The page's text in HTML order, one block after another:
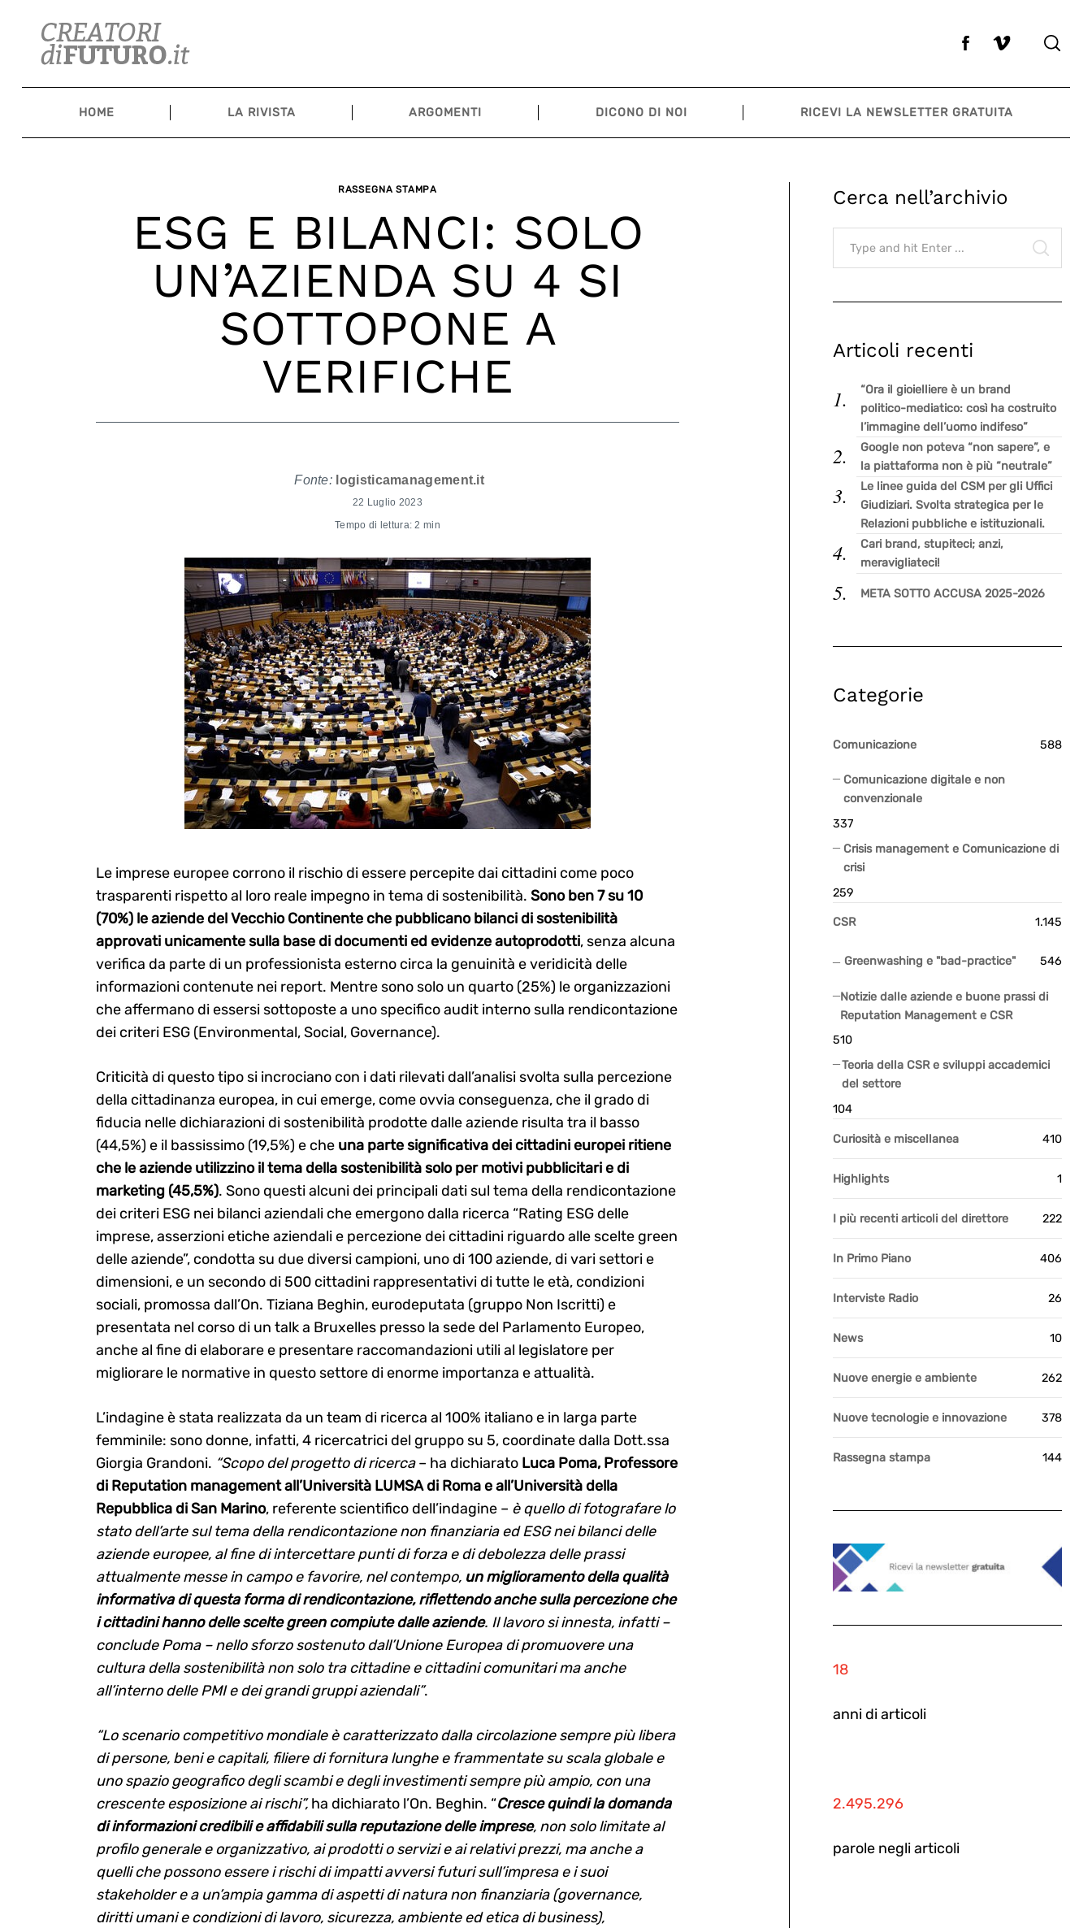
content
HOME LA RIVISTA ARGOMENTI DICONO DI NOI RICEVI LA NEWSLETTER GRATUITA
RASSEGNA STAMPA
ESG E BILANCI: SOLO
UN’AZIENDA SU 4 SI
SOTTOPONE A
VERIFICHE
Fonte: logisticamanagement.it
22 Luglio 2023
Tempo di lettura: 2 min
Le imprese europee corrono il rischio di essere percepite dai cittadini come poco
trasparenti rispetto al loro reale impegno in tema di sostenibilità. Sono ben 7 su 10
(70%) le aziende del Vecchio Continente che pubblicano bilanci di sostenibilità
approvati unicamente sulla base di documenti ed evidenze autoprodotti, senza alcuna
verifica da parte di un professionista esterno circa la genuinità e veridicità delle
informazioni contenute nei report. Mentre sono solo un quarto (25%) le organizzazioni
che affermano di essersi sottoposte a uno specifico audit interno sulla rendicontazione
dei criteri ESG (Environmental, Social, Governance).
Criticità di questo tipo si incrociano con i dati rilevati dall’analisi svolta sulla percezione
della cittadinanza europea, in cui emerge, come ovvia conseguenza, che il grado di
fiducia nelle dichiarazioni di sostenibilità prodotte dalle aziende risulta tra il basso
(44,5%) e il bassissimo (19,5%) e che una parte significativa dei cittadini europei ritiene
che le aziende utilizzino il tema della sostenibilità solo per motivi pubblicitari e di
marketing (45,5%). Sono questi alcuni dei principali dati sul tema della rendicontazione
dei criteri ESG nei bilanci aziendali che emergono dalla ricerca “Rating ESG delle
imprese, asserzioni etiche aziendali e percezione dei cittadini riguardo alle scelte green
delle aziende”, condotta su due diversi campioni, uno di 100 aziende, di vari settori e
dimensioni, e un secondo di 500 cittadini rappresentativi di tutte le età, condizioni
sociali, promossa dall’On. Tiziana Beghin, eurodeputata (gruppo Non Iscritti) e
presentata nel corso di un talk a Bruxelles presso la sede del Parlamento Europeo,
anche al fine di elaborare e presentare raccomandazioni utili al legislatore per
migliorare le normative in questo settore di enorme importanza e attualità.
L’indagine è stata realizzata da un team di ricerca al 100% italiano e in larga parte
femminile: sono donne, infatti, 4 ricercatrici del gruppo su 5, coordinate dalla Dott.ssa
Giorgia Grandoni. “Scopo del progetto di ricerca– ha dichiaratoLuca Poma, Professore
di Reputation management all’Università LUMSA di Roma e all’Università della
Repubblica di San Marino, referente scientifico dell’indagine – è quello di fotografare lo
stato dell’arte sul tema della rendicontazione non finanziaria ed ESG nei bilanci delle
aziende europee, al fine di intercettare punti di forza e di debolezza delle prassi
attualmente messe in campo e favorire, nel contempo, un miglioramento della qualità
informativa di questa forma di rendicontazione, riflettendo anche sulla percezione che
i cittadini hanno delle scelte green compiute dalle aziende. Il lavoro si innesta, infatti –
conclude Poma – nello sforzo sostenuto dall’Unione Europea di promuovere una
cultura della sostenibilità non solo tra cittadine e cittadini comunitari ma anche
all’interno delle PMI e dei grandi gruppi aziendali”.
“Lo scenario competitivo mondiale è caratterizzato dalla circolazione sempre più libera
di persone, beni e capitali, filiere di fornitura lunghe e frammentate su scala globale e
uno spazio geografico degli scambi e degli investimenti sempre più ampio, con una
crescente esposizione ai rischi”,ha dichiarato l’On. Beghin. “Cresce quindi la domanda
di informazioni credibili e affidabili sulla reputazione delle imprese, non solo limitate al
profilo generale e organizzativo, ai prodotti o servizi e ai relativi prezzi, ma anche a
quelli che possono essere i rischi di impatti avversi futuri sull’impresa e i suoi
stakeholder e a un’ampia gamma di aspetti di natura non finanziaria (governance,
diritti umani e condizioni di lavoro, sicurezza, ambiente ed etica di business),
Cerca nell’archivio
Search
for:
Articoli recenti
“Ora il gioielliere è un brand
politico-mediatico: così ha costruito
l’immagine dell’uomo indifeso”
Google non poteva “non sapere”, e
la piattaforma non è più “neutrale”
Le linee guida del CSM per gli Uffici
Giudiziari. Svolta strategica per le
Relazioni pubbliche e istituzionali.
Cari brand, stupiteci; anzi,
meravigliateci!
META SOTTO ACCUSA 2025-2026
Categorie
Comunicazione 588
Comunicazione digitale e non
convenzionale
337
Crisis management e Comunicazione di
crisi
259
CSR 1.145
Greenwashing e "bad-practice" 546
Notizie dalle aziende e buone prassi di
Reputation Management e CSR
510
Teoria della CSR e sviluppi accademici
del settore
104
Curiosità e miscellanea 410
Highlights 1
I più recenti articoli del direttore 222
In Primo Piano 406
Interviste Radio 26
News 10
Nuove energie e ambiente 262
Nuove tecnologie e innovazione 378
Rassegna stampa 144
18
anni di articoli
2.495.296
parole negli articoli
Search